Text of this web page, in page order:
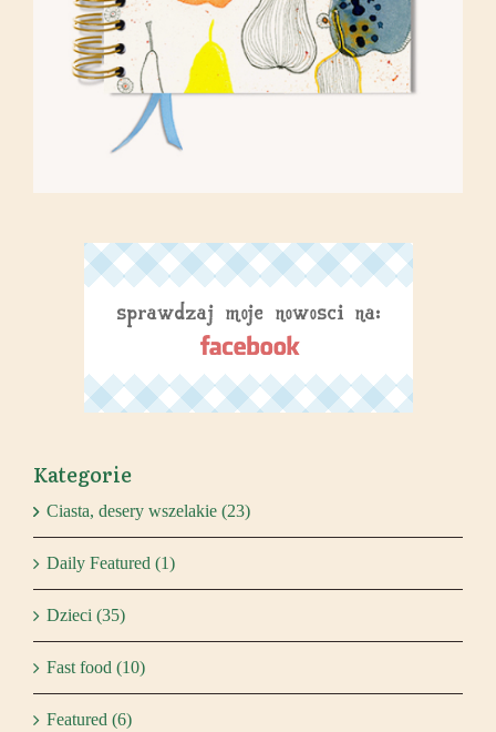
Kategorie
Ciasta, desery wszelakie (23)
Daily Featured (1)
Dzieci (35)
Fast food (10)
Featured (6)